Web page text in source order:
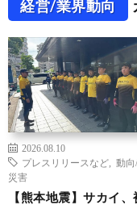
経営/業界動向
2026.08.10
プレスリリースなど
動向
災害
【熊本地震】サカイ